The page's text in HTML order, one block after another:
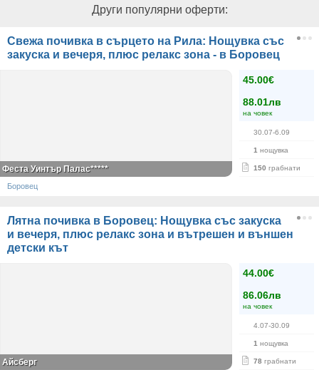
Други популярни оферти:
Свежа почивка в сърцето на Рила: Нощувка със
закуска и вечеря, плюс релакс зона - в Боровец
45.00€
88.01лв
на човек
30.07-6.09
1 нощувка
150 грабнати
Феста Уинтър Палас*****
Боровец
Лятна почивка в Боровец: Нощувка със закуска
и вечеря, плюс релакс зона и вътрешен и външен
детски кът
44.00€
86.06лв
на човек
4.07-30.09
1 нощувка
78 грабнати
Айсберг